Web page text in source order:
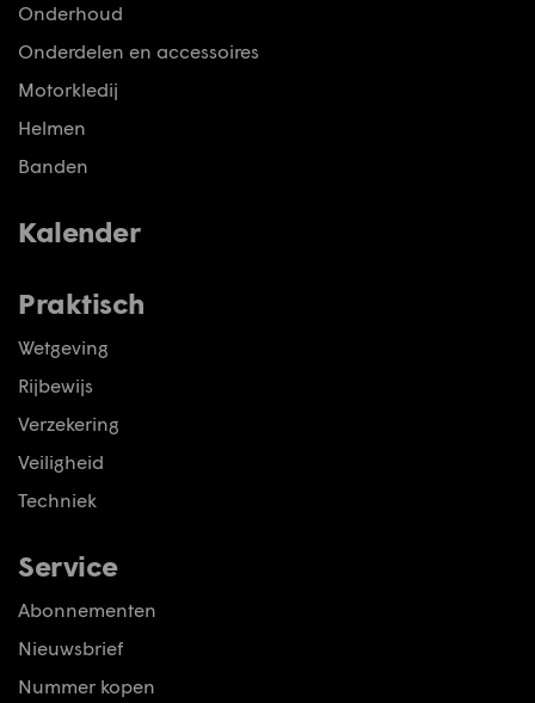
Onderhoud
Onderdelen en accessoires
Motorkledij
Helmen
Banden
Kalender
Praktisch
Wetgeving
Rijbewijs
Verzekering
Veiligheid
Techniek
Service
Abonnementen
Nieuwsbrief
Nummer kopen